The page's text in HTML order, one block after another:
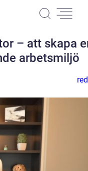
– att skapa
arbetsmiljö